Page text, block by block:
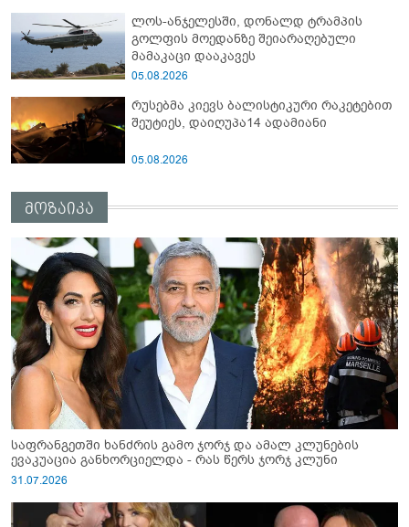
ლოს-ანჯელესში, დონალდ ტრამპის
გოლფის მოედანზე შეიარაღებული
მამაკაცი დააკავეს
05.08.2026
რუსებმა კიევს ბალისტიკური რაკეტებით
შეუტიეს, დაიღუპა14 ადამიანი
05.08.2026
მოზაიკა
საფრანგეთში ხანძრის გამო ჯორჯ და ამალ კლუნების
ევაკუაცია განხორციელდა - რას წერს ჯორჯ კლუნი
31.07.2026